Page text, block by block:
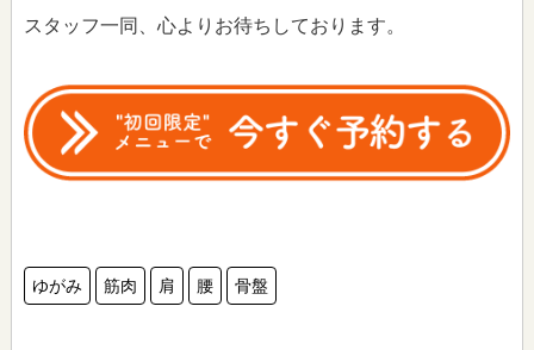
スタッフ一同、心よりお待ちしております。
ゆがみ 筋肉 肩 腰 骨盤